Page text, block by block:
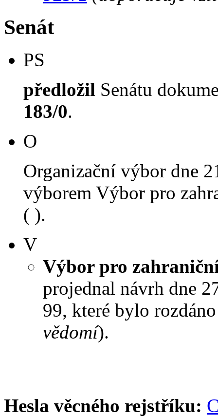
Senát
PS
předložil Senátu
183/0.
O
Organizační výbor dne
výborem Výbor pro
( ).
V
Výbor pro
projednal návrh dne
99, které bylo
vědomí).
Hesla věcného rejstříku: